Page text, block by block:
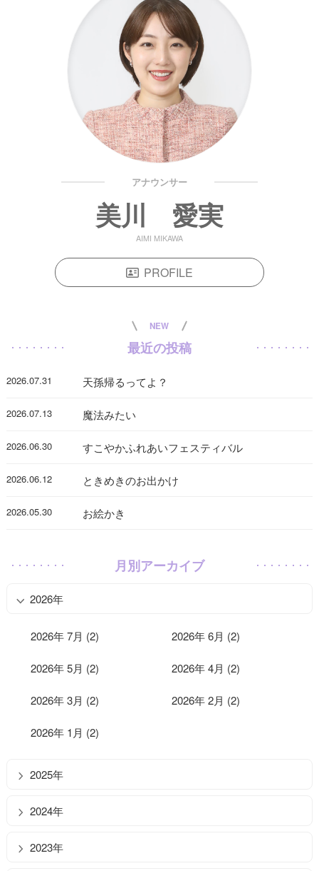
アナウンサー
美川 愛実
AIMI MIKAWA
PROFILE
NEW
最近の投稿
2026.07.31 天孫帰るってよ？
2026.07.13 魔法みたい
2026.06.30 すこやかふれあいフェスティバル
2026.06.12 ときめきのお出かけ
2026.05.30 お絵かき
月別アーカイブ
2026年
2026年 7月 (2) 2026年 6月 (2)
2026年 5月 (2) 2026年 4月 (2)
2026年 3月 (2) 2026年 2月 (2)
2026年 1月 (2)
2025年
2024年
2023年